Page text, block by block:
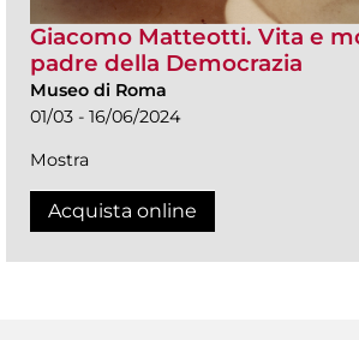
Giacomo Matteotti. Vita e
padre della Democrazia
Museo di Roma
01/03 - 16/06/2024
Mostra
Acquista online